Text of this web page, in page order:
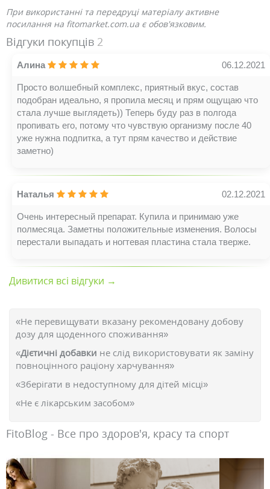
При використанні та передруці матеріалу активне
посилання на fitomarket.com.ua є обов'язковим.
Відгуки покупців 2
Алина 06.12.2021
Просто волшебный комплекс, приятный вкус, состав
подобран идеально, я пропила месяц и прям ощущаю что
стала лучше выглядеть)) Теперь буду раз в полгода
пропивать его, потому что чувствую организму после 40
уже нужна подпитка, а тут прям качество и действие
заметно)
Наталья 02.12.2021
Очень интересный препарат. Купила и принимаю уже
полмесяца. Заметны положительные изменения. Волосы
перестали выпадать и ногтевая пластина стала тверже.
Дивитися всі відгуки →
«Не перевищувати вказану рекомендовану добову
дозу для щоденного споживання»
«Дієтичні добавки не слід використовувати як заміну
повноцінного раціону харчування»
«Зберігати в недоступному для дітей місці»
«Не є лікарським засобом»
FitoBlog - Все про здоров'я, красу та спорт